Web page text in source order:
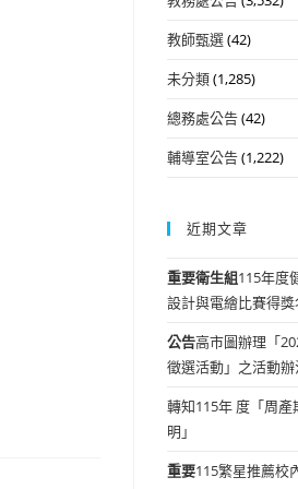
教師甄選(42)
未分類(1,285)
總務處公告(42)
輔導室公告(1,222)
近期文章
重要衛生組115年度
設計與電繪比賽得
公告高市圖辦理「
徵選活動」之活動辦
轉知115年 度「周
明」
重要115繁星推薦校